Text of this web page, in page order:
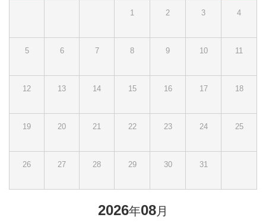
1 2 3 4
5 6 7 8 9 10 11
12 13 14 15 16 17 18
19 20 21 22 23 24 25
26 27 28 29 30 31
2026年08月